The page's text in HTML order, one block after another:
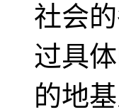
社会
过具
的地